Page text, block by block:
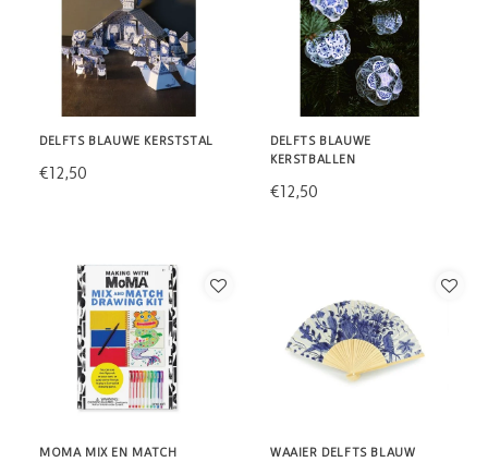
DELFTS BLAUWE KERSTSTAL
€12,50
DELFTS BLAUWE
KERSTBALLEN
€12,50
MOMA MIX EN MATCH
WAAIER DELFTS BLAUW